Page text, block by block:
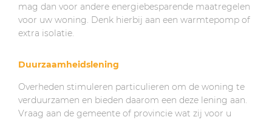
mag dan voor andere energiebesparende maatregelen
voor uw woning. Denk hierbij aan een warmtepomp of
extra isolatie.
Duurzaamheidslening
Overheden stimuleren particulieren om de woning te
verduurzamen en bieden daarom een deze lening aan.
Vraag aan de gemeente of provincie wat zij voor u